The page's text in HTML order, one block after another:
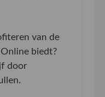
van de
biedt?
door